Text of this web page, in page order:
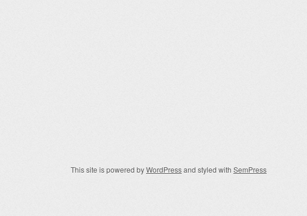
This site is powered byWordPressand styled with SemPress